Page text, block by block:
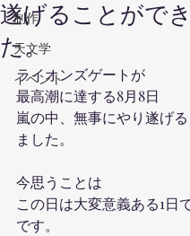
制作
天文学
イベント
遂げることがで
た。
ライオンズゲートが
最高潮に達する8月8日
嵐の中、無事にやり遂げ
ました。
今思うことは
この日は大変意義ある1日
です。